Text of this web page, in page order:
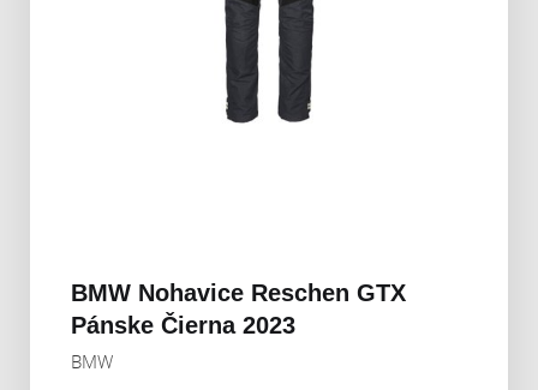
BMW Nohavice Reschen GTX
Pánske Čierna 2023
BMW